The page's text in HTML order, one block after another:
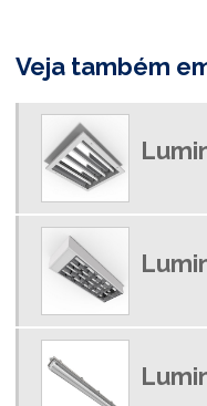
Veja também